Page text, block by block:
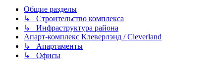
Общие разделы
↳ Строительство комплекса
↳ Инфраструктура района
Апарт-комплекс Клеверлэнд / Cleverland
↳ Апартаменты
↳ Офисы